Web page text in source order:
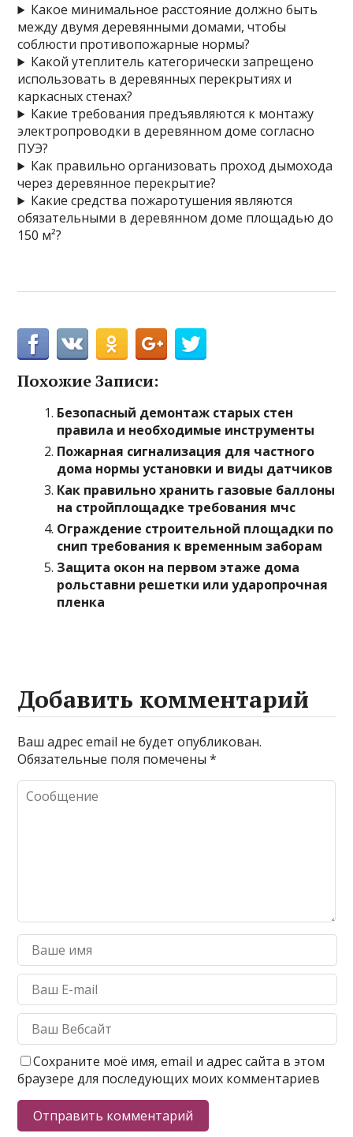
Какое минимальное расстояние должно быть
между двумя деревянными домами, чтобы
соблюсти противопожарные нормы?
Какой утеплитель категорически запрещено
использовать в деревянных перекрытиях и
каркасных стенах?
Какие требования предъявляются к монтажу
электропроводки в деревянном доме согласно
ПУЭ?
Как правильно организовать проход дымохода
через деревянное перекрытие?
Какие средства пожаротушения являются
обязательными в деревянном доме площадью до
150 м²?
Похожие Записи:
Безопасный демонтаж старых стен
правила и необходимые инструменты
Пожарная сигнализация для частного
дома нормы установки и виды датчиков
Как правильно хранить газовые баллоны
на стройплощадке требования мчс
Ограждение строительной площадки по
снип требования к временным заборам
Защита окон на первом этаже дома
рольставни решетки или ударопрочная
пленка
Добавить комментарий
Ваш адрес email не будет опубликован.
Обязательные поля помечены*
Сохраните моё имя, email и адрес сайта в этом
браузере для последующих моих комментариев